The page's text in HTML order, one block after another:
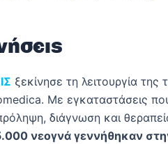
ξεκίνησε τη λειτουργία της
Με εγκαταστάσεις
διάγνωση και
νεογνά γεννήθηκαν